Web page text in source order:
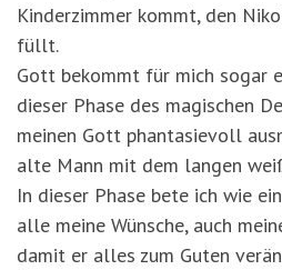
Kinderzimmer kommt, den
füllt.
Gott bekommt für mich sogar
dieser Phase des magischen
meinen Gott phantasievoll
alte Mann mit dem langen
In dieser Phase bete ich wie
alle meine Wünsche, auch
damit er alles zum Guten